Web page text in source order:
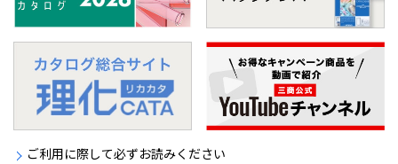
ご利用に際して必ずお読みください